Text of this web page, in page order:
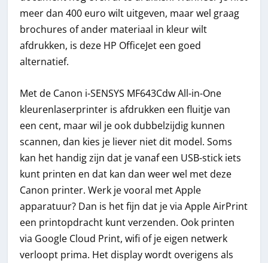
meer dan 400 euro wilt uitgeven, maar wel graag
brochures of ander materiaal in kleur wilt
afdrukken, is deze HP OfficeJet een goed
alternatief.
Met de Canon i-SENSYS MF643Cdw All-in-One
kleurenlaserprinter is afdrukken een fluitje van
een cent, maar wil je ook dubbelzijdig kunnen
scannen, dan kies je liever niet dit model. Soms
kan het handig zijn dat je vanaf een USB-stick iets
kunt printen en dat kan dan weer wel met deze
Canon printer. Werk je vooral met Apple
apparatuur? Dan is het fijn dat je via Apple AirPrint
een printopdracht kunt verzenden. Ook printen
via Google Cloud Print, wifi of je eigen netwerk
verloopt prima. Het display wordt overigens als